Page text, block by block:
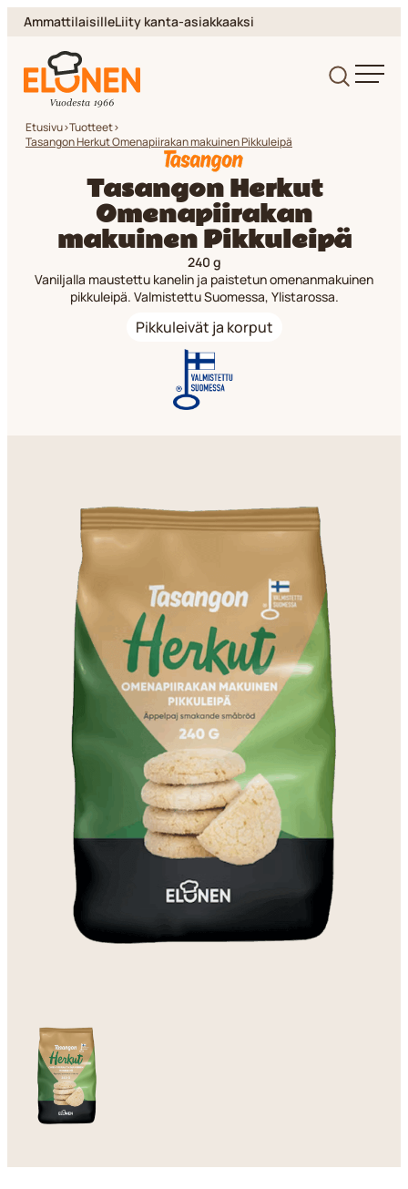
Siirry
sisältöön
AmmattilaisilleLiity kanta-asiakkaaksi
Elonen
Etusivu>Tuotteet>
Tasangon Herkut Omenapiirakan makuinen Pikkuleipä
Tasangon Herkut
Omenapiirakan
makuinen Pikkuleipä
240 g
Vaniljalla maustettu kanelin ja paistetun omenanmakuinen
pikkuleipä. Valmistettu Suomessa, Ylistarossa.
Pikkuleivät ja korput